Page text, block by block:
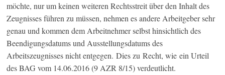
möchte, nur um keinen weiteren Rechtsstreit über den Inhalt des
Zeugnisses führen zu müssen, nehmen es andere Arbeitgeber sehr
genau und kommen dem Arbeitnehmer selbst hinsichtlich des
Beendigungsdatums und Ausstellungsdatums des
Arbeitszeugnisses nicht entgegen. Dies zu Recht, wie ein Urteil
des BAG vom 14.06.2016 (9 AZR 8/15) verdeutlicht.